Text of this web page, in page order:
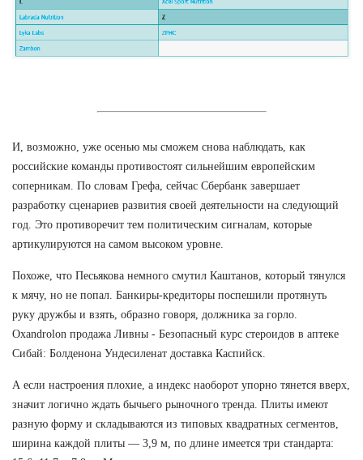
И, возможно, уже осенью мы сможем снова наблюдать, как
российские команды противостоят сильнейшим европейским
соперникам. По словам Грефа, сейчас Сбербанк завершает
разработку сценариев развития своей деятельности на следующий
год. Это противоречит тем политическим сигналам, которые
артикулируются на самом высоком уровне.
Похоже, что Песьякова немного смутил Каштанов, который тянулся
к мячу, но не попал. Банкиры-кредиторы поспешили протянуть
руку дружбы и взять, образно говоря, должника за горло.
Oxandrolon продажа Ливны - Безопасный курс стероидов в аптеке
Сибай: Болденона Ундесиленат доставка Каспийск.
А если настроения плохие, а индекс наоборот упорно тянется вверх,
значит логично ждать бычьего рыночного тренда. Плиты имеют
разную форму и складываются из типовых квадратных сегментов,
ширина каждой плиты — 3,9 м, по длине имеется три стандарта: